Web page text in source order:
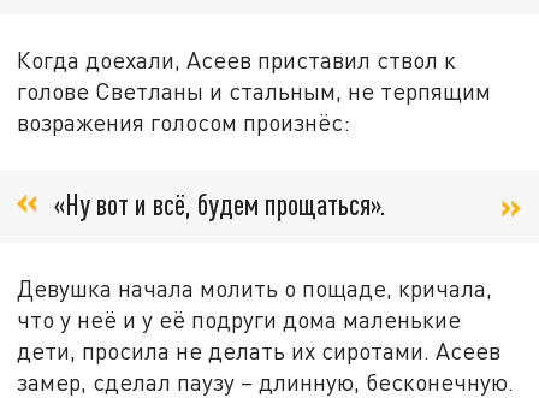
Когда доехали, Асеев приставил ствол к
голове Светланы и стальным, не терпящим
возражения голосом произнёс:
«Ну вот и всё, будем прощаться».
Девушка начала молить о пощаде, кричала,
что у неё и у её подруги дома маленькие
дети, просила не делать их сиротами. Асеев
замер, сделал паузу – длинную, бесконечную.